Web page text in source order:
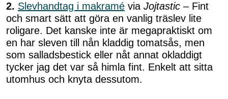
2. Slevhandtag i makramé via Jojtastic – Fint
och smart sätt att göra en vanlig träslev lite
roligare. Det kanske inte är megapraktiskt om
en har sleven till nån kladdig tomatsås, men
som salladsbestick eller nåt annat okladdigt
tycker jag det var så himla fint. Enkelt att sitta
utomhus och knyta dessutom.